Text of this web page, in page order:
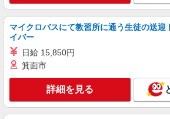
マイクロバスにて教習所に通う生徒の送迎
イバー
日給 15,850円
箕面市
詳細を見る